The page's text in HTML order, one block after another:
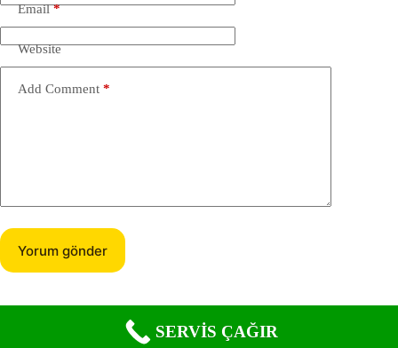
Email*
Website
Add Comment *
Yorum gönder
Vetrella Servis. Özel Servis Hizmetleri.
SERVİS ÇAĞIR